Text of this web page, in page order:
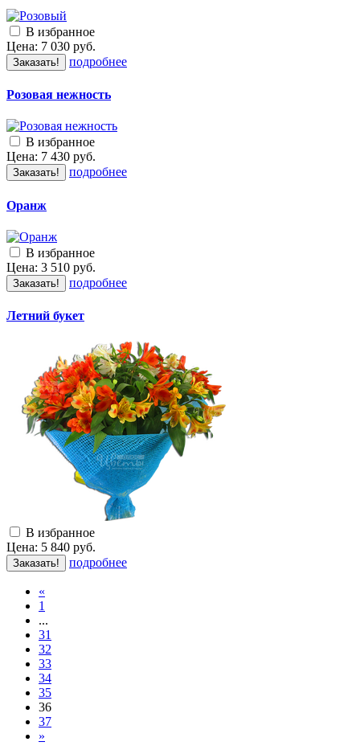
В избранное
Цена: 7 030 руб.
Заказать! подробнее
Розовая нежность
В избранное
Цена: 7 430 руб.
Заказать! подробнее
Оранж
В избранное
Цена: 3 510 руб.
Заказать! подробнее
Летний букет
В избранное
Цена: 5 840 руб.
Заказать! подробнее
«
1
...
31
32
33
34
35
36
37
»